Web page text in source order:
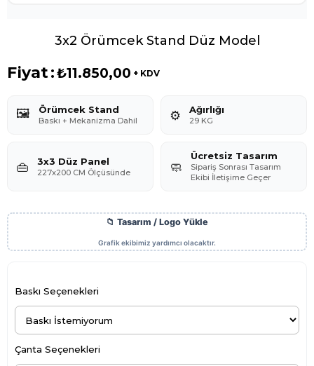
3x2 Örümcek Stand Düz Model
Fiyat:₺11.850,00 + KDV
🖼️ Örümcek Stand
Baskı + Mekanizma Dahil ⚙️ Ağırlığı
29 KG
👜 3x3 Düz Panel
227x200 CM Ölçüsünde 🧼
Ücretsiz Tasarım
Sipariş Sonrası Tasarım
Ekibi İletişime Geçer
Baskı Seçenekleri
Çanta Seçenekleri